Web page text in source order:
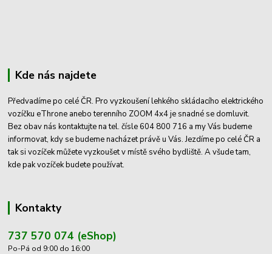
Kde nás najdete
Předvadíme po celé ČR. Pro vyzkoušení lehkého skládacího elektrického
vozíčku eThrone anebo terenního ZOOM 4x4 je snadné se domluvit.
Bez obav nás kontaktujte na tel. čísle 604 800 716 a my Vás budeme
informovat, kdy se budeme nacházet právě u Vás. Jezdíme po celé ČR a
tak si vozíček můžete vyzkoušet v místě svého bydliště. A všude tam,
kde pak vozíček budete používat.
Kontakty
737 570 074 (eShop)
Po-Pá od 9:00 do 16:00